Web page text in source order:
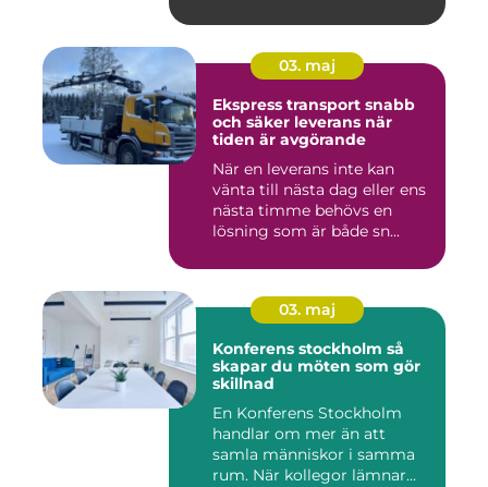
03. maj
Ekspress transport snabb
och säker leverans när
tiden är avgörande
När en leverans inte kan
vänta till nästa dag eller ens
nästa timme behövs en
lösning som är både sn...
03. maj
Konferens stockholm så
skapar du möten som gör
skillnad
En Konferens Stockholm
handlar om mer än att
samla människor i samma
rum. När kollegor lämnar